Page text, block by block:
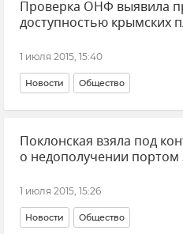
Проверка ОНФ выявила
доступностью крымских
1 июля 2015, 15:40
Новости Общество
Поклонская взяла под
о недополучении портом
1 июля 2015, 15:26
Новости Общество